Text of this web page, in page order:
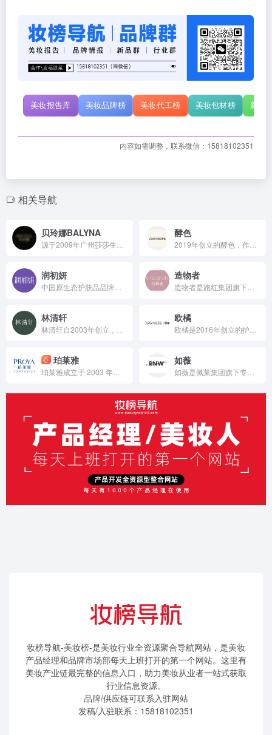
美妆报告库 美妆品牌榜 美妆代工榜 美妆包材榜 新原
内容如需调整，联系微信：15818102351
相关导航
贝玲娜BALYNA 酵色
润初妍 造物者
林清轩 欧橘
珀莱雅 如薇
妆榜导航-美妆榜-是美妆行业全资源聚合导航网站，是美妆
产品经理和品牌市场部每天上班打开的第一个网站。这里有
美妆产业链最完整的信息入口，助力美妆从业者一站式获取
行业信息资源。
品牌/供应链可联系入驻网站
发稿/入驻联系：15818102351